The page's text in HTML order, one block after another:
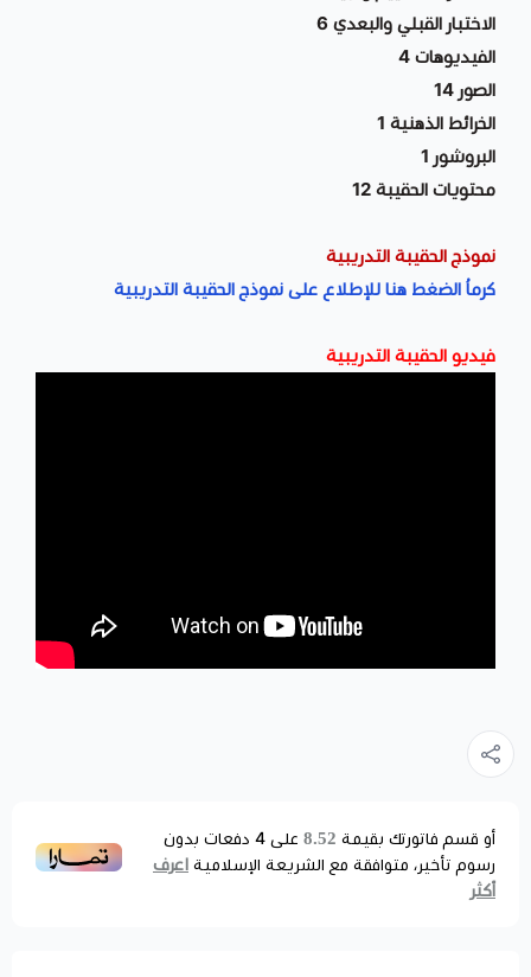
الاختبار القبلي والبعدي 6
الفيديوهات 4
الصور 14
الخرائط الذهنية 1
البروشور 1
محتويات الحقيبة 12
نموذج الحقيبة التدريبية
كرماُ الضغط هنا للإطلاع على نموذج الحقيبة التدريبية
فيديو الحقيبة التدريبية
أو قسم فاتورتك بقيمة 8.52 على 4 دفعات بدون
رسوم تأخير، متوافقة مع الشريعة الإسلامية اعرف
أكثر